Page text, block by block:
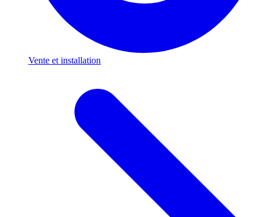
Vente et installation